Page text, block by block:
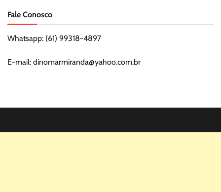
Fale Conosco
Whatsapp: (61) 99318-4897
E-mail: dinomarmiranda@yahoo.com.br